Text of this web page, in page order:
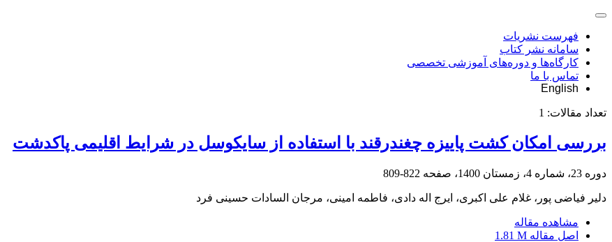
فهرست نشریات
سامانه نشر کتاب
کارگاه‌ها و دوره‌های آموزشی تخصصی
تماس با ما
English
تعداد مقالات: 1
بررسی امکان کشت‌ پاییزه چغندرقند با استفاده از سایکوسل در شرایط اقلیمی پاکدشت
دوره 23، شماره 4، زمستان 1400، صفحه 822-809
دلیر فیاضی پور، غلام علی اکبری، ایرج اله دادی، فاطمه امینی، مرجان السادات حسینی فرد
مشاهده مقاله
اصل مقاله 1.81 M